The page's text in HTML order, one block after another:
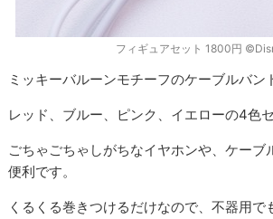
フィギュアセット 1800円
ミッキーバルーンモチーフのケーブルバン
レッド、ブルー、ピンク、イエローの4色セ
ごちゃごちゃしがちなイヤホンや、ケーブ
便利です。
くるくる巻きつけるだけなので、不器用で